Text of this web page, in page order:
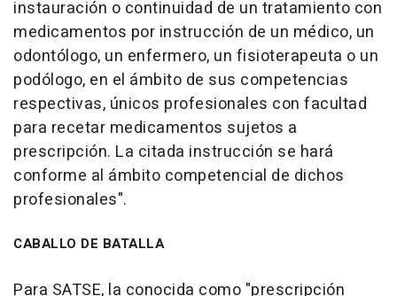
instauración o continuidad de un tratamiento con
medicamentos por instrucción de un médico, un
odontólogo, un enfermero, un fisioterapeuta o un
podólogo, en el ámbito de sus competencias
respectivas, únicos profesionales con facultad
para recetar medicamentos sujetos a
prescripción. La citada instrucción se hará
conforme al ámbito competencial de dichos
profesionales".
CABALLO DE BATALLA
Para SATSE, la conocida como "prescripción